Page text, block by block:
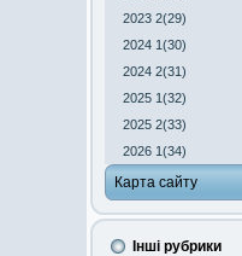
2023 2(29)
2024 1(30)
2024 2(31)
2025 1(32)
2025 2(33)
2026 1(34)
Карта сайту
Інші рубрики